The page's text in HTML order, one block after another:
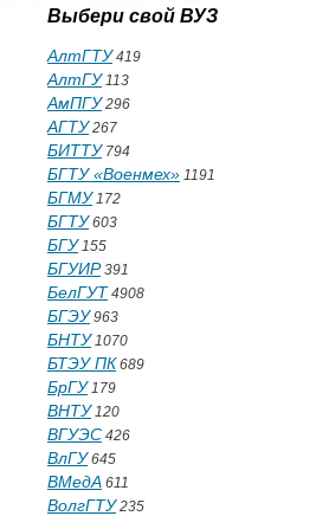
Выбери свой ВУЗ
АлтГТУ419
АлтГУ113
АмПГУ296
АГТУ267
БИТТУ794
БГТУ «Военмех» 1191
БГМУ172
БГТУ603
БГУ155
БГУИР391
БелГУТ 4908
БГЭУ963
БНТУ1070
БТЭУ ПК 689
БрГУ179
ВНТУ120
ВГУЭС 426
ВлГУ645
ВМедА 611
ВолгГТУ235